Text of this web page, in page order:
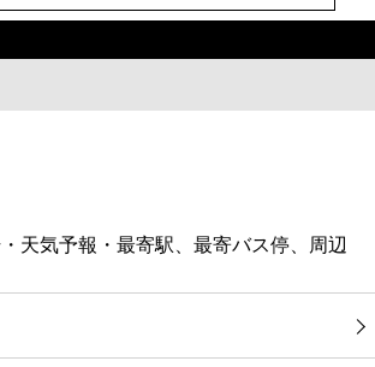
天気予報・最寄駅、最寄バス停、周辺